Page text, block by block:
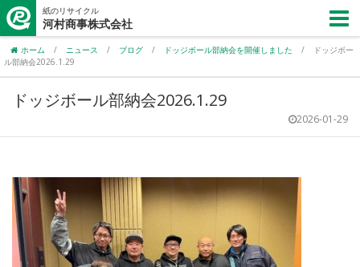
紙のリサイクル
河村商事株式会社
ホーム / ニュース / ブログ / ドッジボール部納会を開催しました /
ドッジボー
ル部納会2026.1.29
ドッジボール部納会2026.1.29
2026-01-29